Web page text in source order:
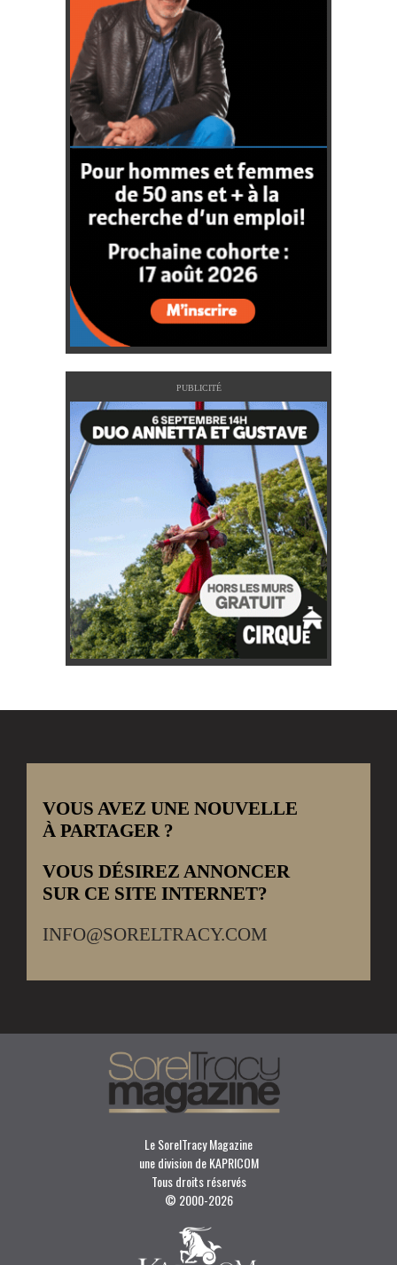
PUBLICITÉ
VOUS AVEZ UNE NOUVELLE
À PARTAGER ?
VOUS DÉSIREZ ANNONCER
SUR CE SITE INTERNET?
INFO@SORELTRACY.COM
Le SorelTracy Magazine
une division de KAPRICOM
Tous droits réservés
© 2000-2026